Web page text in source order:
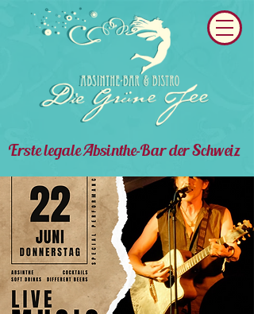
Erste legale Absinthe-Bar der Schweiz